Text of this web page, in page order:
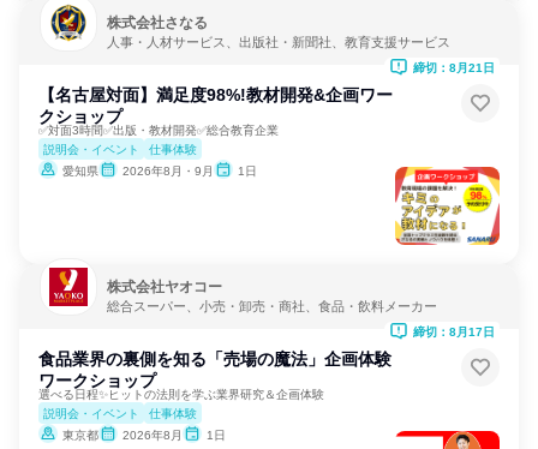
株式会社さなる
人事・人材サービス、出版社・新聞社、教育支援サービス
【名古屋対面】満足度98%!教材開発&企画ワー
クショップ
✅対面3時間✅出版・教材開発✅総合教育企業
説明会・イベント
仕事体験
愛知県
2026年8月・9月 1日
締切：8月21日
株式会社ヤオコー
総合スーパー、小売・卸売・商社、食品・飲料メーカー
食品業界の裏側を知る「売場の魔法」企画体験
ワークショップ
選べる日程✨ヒットの法則を学ぶ業界研究＆企画体験
説明会・イベント
仕事体験
東京都
2026年8月 1日
締切：8月17日